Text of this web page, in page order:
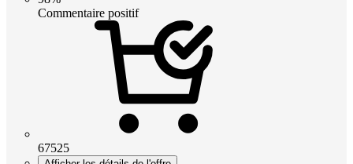
Commentaire positif
67525